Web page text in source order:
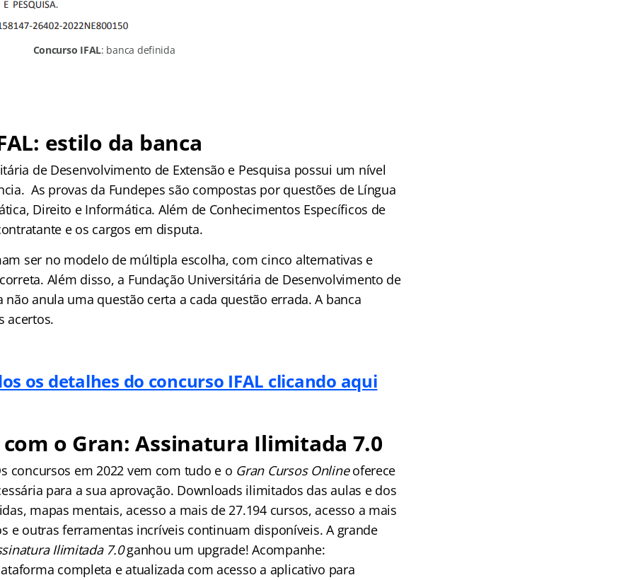
Concurso IFAL: banca definida
estilo da banca
de Desenvolvimento de Extensão e Pesquisa possui um nível
As provas da Fundepes são compostas por questões de Língua
Direito e Informática. Além de Conhecimentos Específicos de
e os cargos em disputa.
ser no modelo de múltipla escolha, com cinco alternativas e
Além disso, a Fundação Universitária de Desenvolvimento de
não anula uma questão certa a cada questão errada. A banca
acertos.
os detalhes do concurso IFAL clicando aqui
o Gran: Assinatura Ilimitada 7.0
concursos em 2022 vem com tudo e o Gran Cursos Onlineoferece
para a sua aprovação. Downloads ilimitados das aulas e dos
mapas mentais, acesso a mais de 27.194 cursos, acesso a mais
e outras ferramentas incríveis continuam disponíveis. A grande
Ilimitada 7.0ganhou um upgrade! Acompanhe:
completa e atualizada com acesso a aplicativo para